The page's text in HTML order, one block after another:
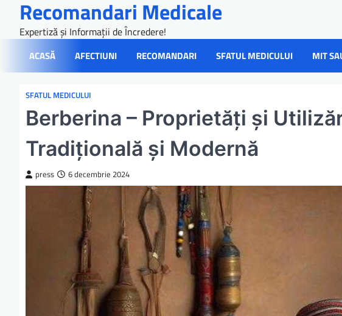
content
Recomandari Medicale
Expertiză și Informații de Încredere!
ACASĂ AFECTIUNI RECOMANDARI SFATUL MEDICULUI MIT
SFATUL MEDICULUI
Berberina – Proprietăți și
Tradițională și Modernă
press 6 decembrie 2024